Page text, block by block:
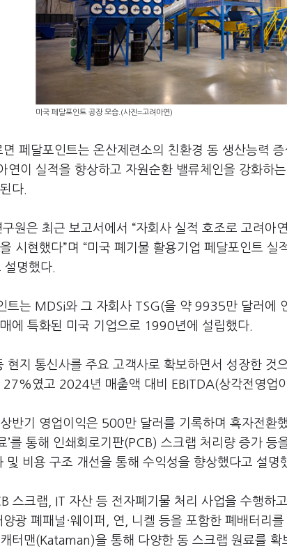
미국 페달포인트 공장 모습.(사진=고려아연)
페달포인트는 온산제련소의 친환경 동 생산능력
연이 실적을 향상하고 자원순환 밸류체인을 강화하
다.
원은 최근 보고서에서 “자회사 실적 호조로 고려아
시현했다”며 “미국 폐기물 활용기업 페달포인트
설명했다.
트는 MDSi와 그 자회사 TSG(을 약 9935만 달러에
에 특화된 미국 기업으로 1990년에 설립했다.
현지 통신사를 주요 고객사로 확보하면서 성장한
27%였고 2024년 매출액 대비 EBITDA(상각전영업
반기 영업이익은 500만 달러를 기록하며 흑자전환
’를 통해 인쇄회로기판(PCB) 스크랩 처리량 증가 등
및 비용 구조 개선을 통해 수익성을 향상했다고 설명
스크랩, IT 자산 등 전자폐기물 처리 사업을 수행하
광 폐패널·웨이퍼, 연, 니켈 등을 포함한 폐배터리
터맨(Kataman)을 통해 다양한 동 스크랩 원료를 확